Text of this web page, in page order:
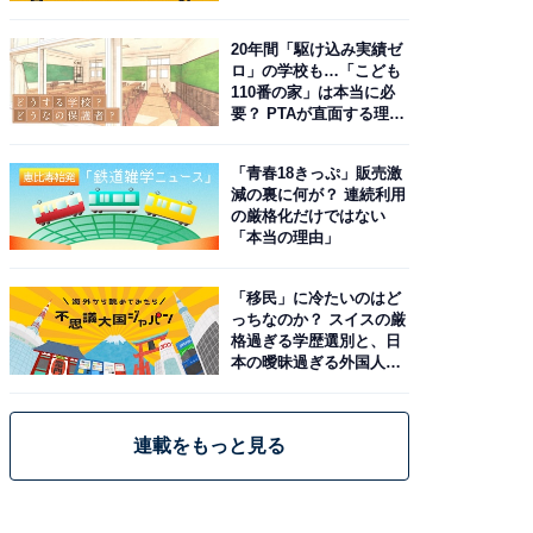
20年間「駆け込み実績ゼ
ロ」の学校も…「こども
110番の家」は本当に必
要？ PTAが直面する理想
「青春18きっぷ」販売激
減の裏に何が？ 連続利用
の厳格化だけではない
「本当の理由」
「移民」に冷たいのはど
っちなのか？ スイスの厳
格過ぎる学歴選別と、日
本の曖昧過ぎる外国人政
連載をもっと見る